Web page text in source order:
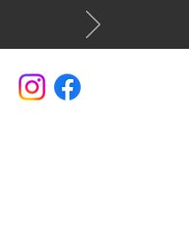
Se connecter